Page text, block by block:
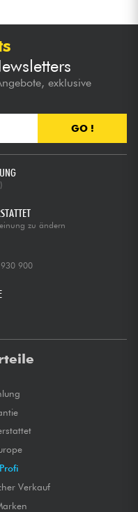
exklusive
GO !
zu ändern
900
Verkauf